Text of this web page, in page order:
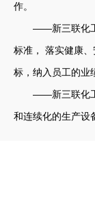
作。
——新三联化工
标准， 落实健康
标，纳入员工的业
——新三联化工
和连续化的生产设